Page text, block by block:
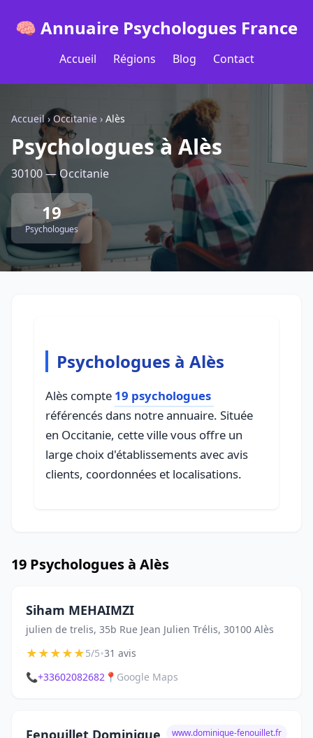
🧠 Annuaire Psychologues France
Accueil Régions Blog Contact
Accueil› Occitanie › Alès
Psychologues à Alès
30100 — Occitanie
19
Psychologues
Psychologues à Alès
Alès compte 19 psychologues
référencés dans notre annuaire. Située
en Occitanie, cette ville vous offre un
large choix d'établissements avec avis
clients, coordonnées et localisations.
19 Psychologues à Alès
Siham MEHAIMZI
julien de trelis, 35b Rue Jean Julien Trélis, 30100 Alès
★★★★★5/5•31 avis
📞+33602082682 📍 Google Maps
Fenouillet Dominique www.dominique-fenouillet.fr